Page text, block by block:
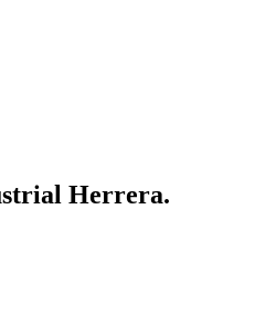
Herrera.